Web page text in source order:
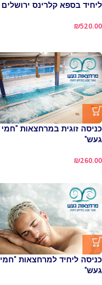
ליחיד בספא קלרינס ירושלים
₪520.00
כניסה זוגית במרחצאות "חמי
געש"
₪260.00
כניסה ליחיד למרחצאות "חמי
געש"